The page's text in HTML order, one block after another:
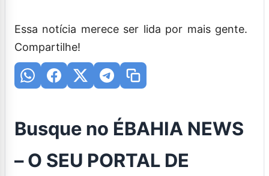
Essa notícia merece ser lida por mais gente.
Compartilhe!
Busque no ÉBAHIA NEWS
– O SEU PORTAL DE